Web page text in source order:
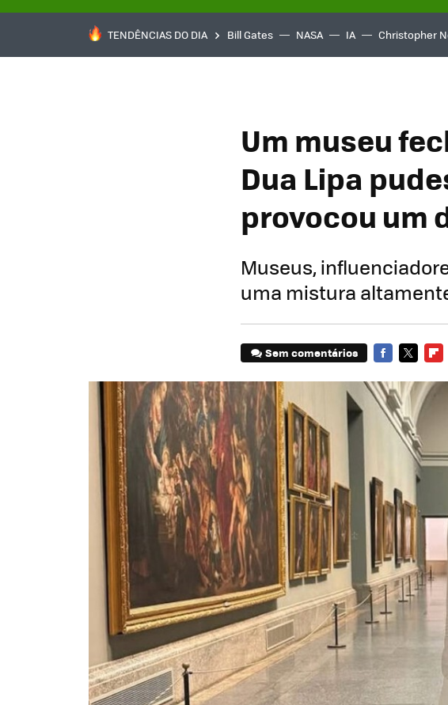
TENDÊNCIAS DO DIA Bill Gates NASA IA Christopher
Um museu
Dua Lipa
provocou um
Museus,
uma mistura
Sem comentários